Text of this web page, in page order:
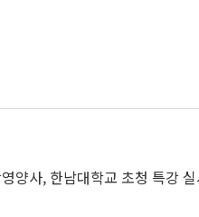
양사, 한남대학교 초청 특강 실